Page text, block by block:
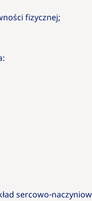
fizycznej;
sercowo-